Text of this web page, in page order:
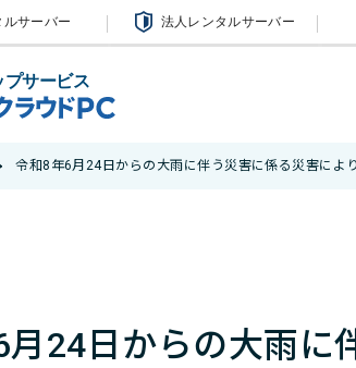
ルサーバー 法人レンタルサーバー
プサービス
令和8年6月24日からの大雨に伴う災害に係る災害に
月24日からの大雨に